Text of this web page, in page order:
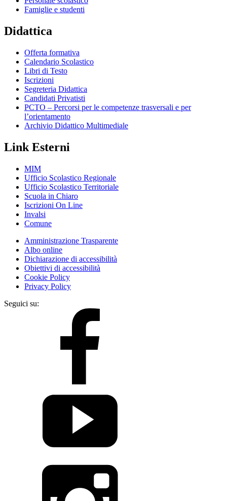
Famiglie e studenti
Didattica
Offerta formativa
Calendario Scolastico
Libri di Testo
Iscrizioni
Segreteria Didattica
Candidati Privatisti
PCTO – Percorsi per le competenze trasversali e per
l’orientamento
Archivio Didattico Multimediale
Link Esterni
MIM
Ufficio Scolastico Regionale
Ufficio Scolastico Territoriale
Scuola in Chiaro
Iscrizioni On Line
Invalsi
Comune
Amministrazione Trasparente
Albo online
Dichiarazione di accessibilità
Obiettivi di accessibilità
Cookie Policy
Privacy Policy
Seguici su: